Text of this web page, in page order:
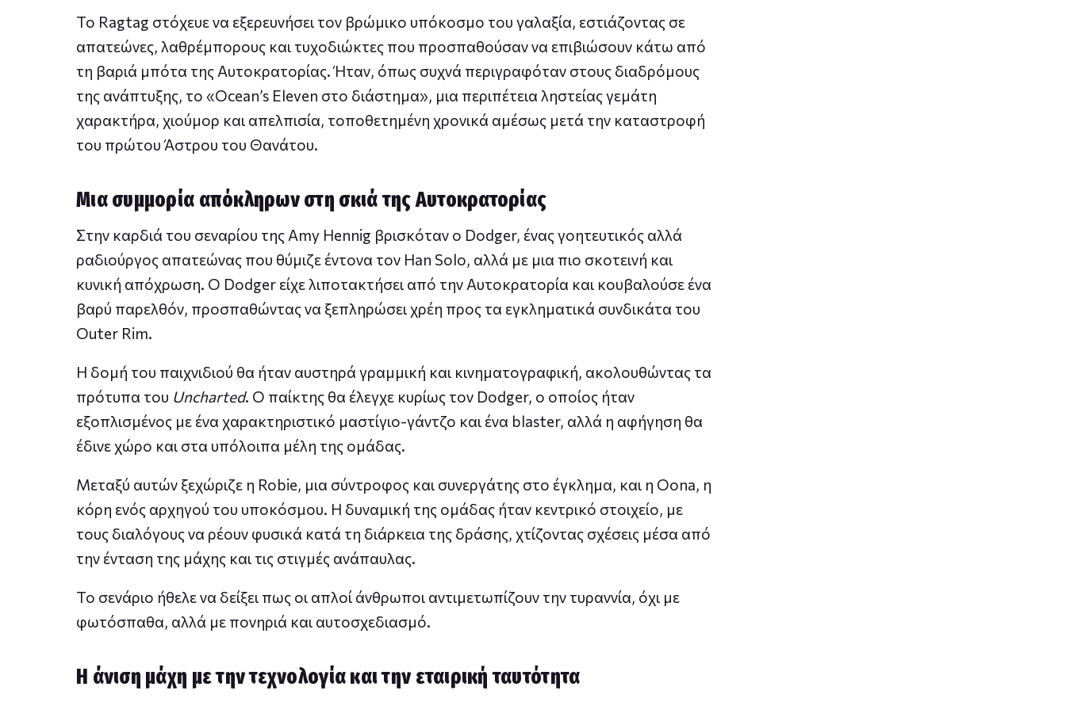
Το Ragtag στόχευε να εξερευνήσει τον βρώμικο υπόκοσμο του γαλαξία, εστιάζοντας σε
απατεώνες, λαθρέμπορους και τυχοδιώκτες που προσπαθούσαν να επιβιώσουν κάτω από
τη βαριά μπότα της Αυτοκρατορίας. Ήταν, όπως συχνά περιγραφόταν στους διαδρόμους
της ανάπτυξης, το «Ocean’s Eleven στο διάστημα», μια περιπέτεια ληστείας γεμάτη
χαρακτήρα, χιούμορ και απελπισία, τοποθετημένη χρονικά αμέσως μετά την καταστροφή
του πρώτου Άστρου του Θανάτου.
Μια συμμορία απόκληρων στη σκιά της Αυτοκρατορίας
Στην καρδιά του σεναρίου της Amy Hennig βρισκόταν ο Dodger, ένας γοητευτικός αλλά
ραδιούργος απατεώνας που θύμιζε έντονα τον Han Solo, αλλά με μια πιο σκοτεινή και
κυνική απόχρωση. Ο Dodger είχε λιποτακτήσει από την Αυτοκρατορία και κουβαλούσε ένα
βαρύ παρελθόν, προσπαθώντας να ξεπληρώσει χρέη προς τα εγκληματικά συνδικάτα του
Outer Rim.
Η δομή του παιχνιδιού θα ήταν αυστηρά γραμμική και κινηματογραφική, ακολουθώντας τα
πρότυπα του Uncharted. Ο παίκτης θα έλεγχε κυρίως τον Dodger, ο οποίος ήταν
εξοπλισμένος με ένα χαρακτηριστικό μαστίγιο-γάντζο και ένα blaster, αλλά η αφήγηση θα
έδινε χώρο και στα υπόλοιπα μέλη της ομάδας.
Μεταξύ αυτών ξεχώριζε η Robie, μια σύντροφος και συνεργάτης στο έγκλημα, και η Oona, η
κόρη ενός αρχηγού του υποκόσμου. Η δυναμική της ομάδας ήταν κεντρικό στοιχείο, με
τους διαλόγους να ρέουν φυσικά κατά τη διάρκεια της δράσης, χτίζοντας σχέσεις μέσα από
την ένταση της μάχης και τις στιγμές ανάπαυλας.
Το σενάριο ήθελε να δείξει πως οι απλοί άνθρωποι αντιμετωπίζουν την τυραννία, όχι με
φωτόσπαθα, αλλά με πονηριά και αυτοσχεδιασμό.
Η άνιση μάχη με την τεχνολογία και την εταιρική ταυτότητα